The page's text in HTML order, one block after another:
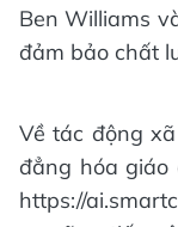
Ben Williams
đảm bảo chất
Về tác động
đẳng hóa giáo
https://